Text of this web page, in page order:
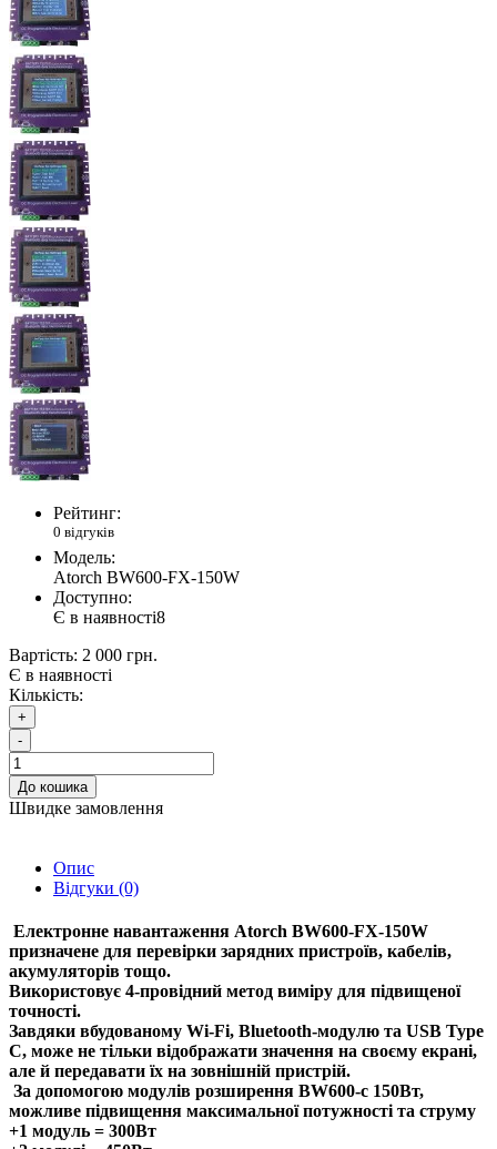
Рейтинг:
0 відгуків
Модель:
Atorch BW600-FX-150W
Доступно:
Є в наявності8
Вартість: 2 000 грн.
Є в наявності
Кількість:
+
-
До кошика
Швидке замовлення
Опис
Відгуки (0)
Електронне навантаження Atorch BW600-FX-150W
призначене для перевірки зарядних пристроїв, кабелів,
акумуляторів тощо.
Використовує 4-провідний метод виміру для підвищеної
точності.
Завдяки вбудованому Wi-Fi, Bluetooth-модулю та USB Type
C, може не тільки відображати значення на своєму екрані,
але й передавати їх на зовнішній пристрій.
За допомогою модулів розширення BW600-c 150Вт,
можливе підвищення максимальної потужності та струму
+1 модуль = 300Вт